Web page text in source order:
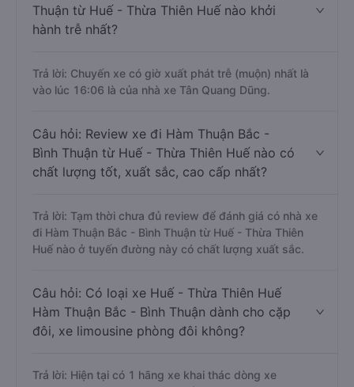
Thuận từ Huế - Thừa Thiên Huế nào khởi
hành trễ nhất?
Trả lời: Chuyến xe có giờ xuất phát trễ (muộn) nhất là
vào lúc 16:06 là của nhà xe Tân Quang Dũng.
Câu hỏi: Review xe đi Hàm Thuận Bắc -
Bình Thuận từ Huế - Thừa Thiên Huế nào có
chất lượng tốt, xuất sắc, cao cấp nhất?
Trả lời: Tạm thời chưa đủ review để đánh giá có nhà xe
đi Hàm Thuận Bắc - Bình Thuận từ Huế - Thừa Thiên
Huế nào ở tuyến đường này có chất lượng xuất sắc.
Câu hỏi: Có loại xe Huế - Thừa Thiên Huế
Hàm Thuận Bắc - Bình Thuận dành cho cặp
đôi, xe limousine phòng đôi không?
Trả lời: Hiện tại có 1 hãng xe khai thác dòng xe